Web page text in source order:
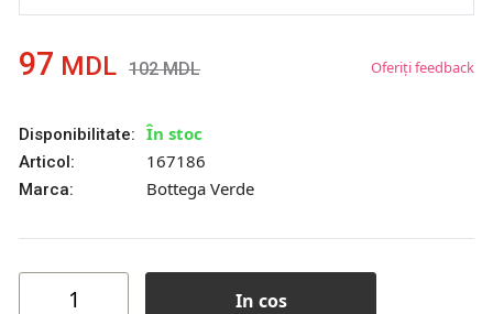
97 MDL 102MDL Oferiți feedback
Disponibilitate: În stoc
Articol: 167186
Marca: Bottega Verde
In cos